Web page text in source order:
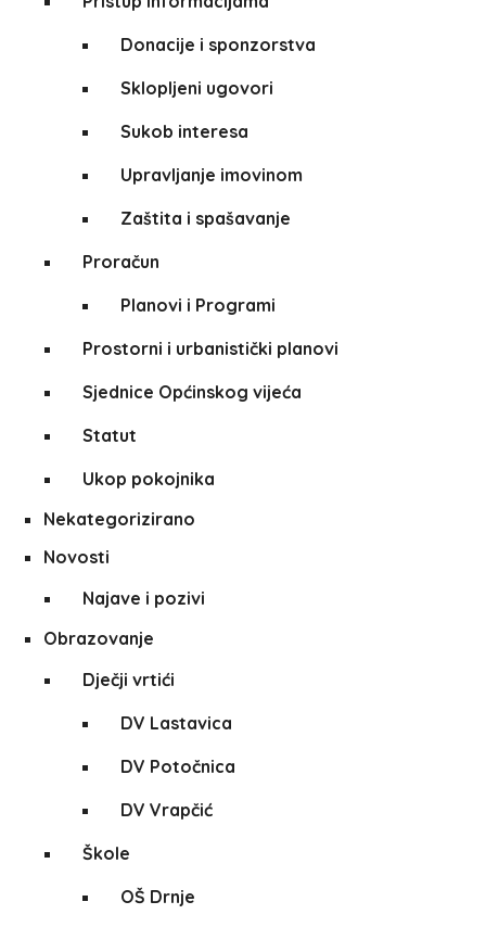
Donacije i sponzorstva
Sklopljeni ugovori
Sukob interesa
Upravljanje imovinom
Zaštita i spašavanje
Proračun
Planovi i Programi
Prostorni i urbanistički planovi
Sjednice Općinskog vijeća
Statut
Ukop pokojnika
Nekategorizirano
Novosti
Najave i pozivi
Obrazovanje
Dječji vrtići
DV Lastavica
DV Potočnica
DV Vrapčić
Škole
OŠ Drnje